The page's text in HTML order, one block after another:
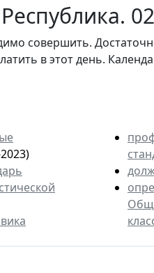
совершить.
в этот день.